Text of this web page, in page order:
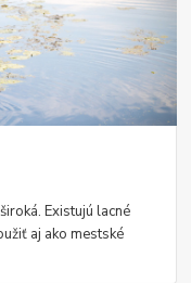
Existujú lacné
aj ako mestské